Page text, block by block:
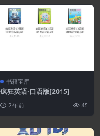
书籍宝库
疯狂英语·口语版[2015]
2 年前 45